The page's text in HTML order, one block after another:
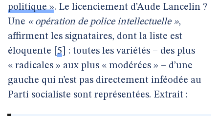
politique ». Le licenciement d’Aude Lancelin ?
Une « opération de police intellectuelle »,
affirment les signataires, dont la liste est
éloquente
5
: toutes les variétés – des plus
« radicales » aux plus « modérées » – d’une
gauche qui n’est pas directement inféodée au
Parti socialiste sont représentées. Extrait :